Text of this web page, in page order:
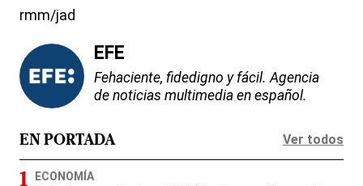
rmm/jad
EFE
Fehaciente, fidedigno y fácil. Agencia
de noticias multimedia en español.
EN PORTADA Ver todos
ECONOMÍA